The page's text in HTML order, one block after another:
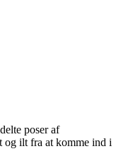
poser af
og ilt fra at komme ind i